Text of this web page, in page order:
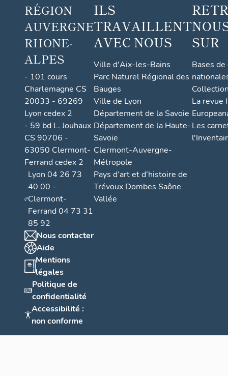
RÉGION
AUVERGNE
RHONE-
ALPES
- 101 cours
Charlemagne CS
20033 - 69269
Lyon cedex 2
- 59 bd L. Jouhaux
CS 90706 -
63050 Clermont-
Ferrand cedex 2
Lyon 04 26 73
40 00 -
Clermont-
Ferrand 04 73 31
85 92
Nous contacter
Aide
Mentions
légales
Politique de
confidentialité
Accessibilité :
non conforme
ILS
TRAVAILLENT
AVEC NOUS
Ville d'Aix-les-Bains
Parc Naturel Régional des
Bauges
Ville de Lyon
Département de la Savoie
Département de la Haute-
Savoie
Clermont-Auvergne-
Métropole
Pays d’art et d’histoire de
Trévoux Dombes Saône
Vallée
SUR
Bases
La revue
Les